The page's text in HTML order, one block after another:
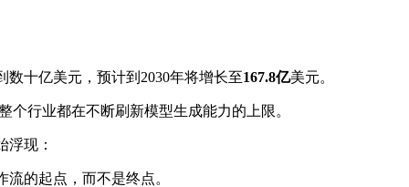
数十亿美元，预计到2030年将增长至167.8亿美元。
个行业都在不断刷新模型生成能力的上限。
浮现：
的起点，而不是终点。